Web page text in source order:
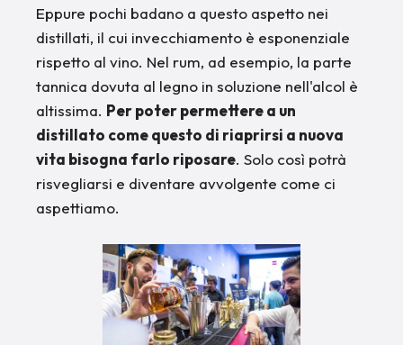
Eppure pochi badano a questo aspetto nei
distillati, il cui invecchiamento è esponenziale
rispetto al vino. Nel rum, ad esempio, la parte
tannica dovuta al legno in soluzione nell'alcol è
altissima. Per poter permettere a un
distillato come questo di riaprirsi a nuova
vita bisogna farlo riposare. Solo così potrà
risvegliarsi e diventare avvolgente come ci
aspettiamo.